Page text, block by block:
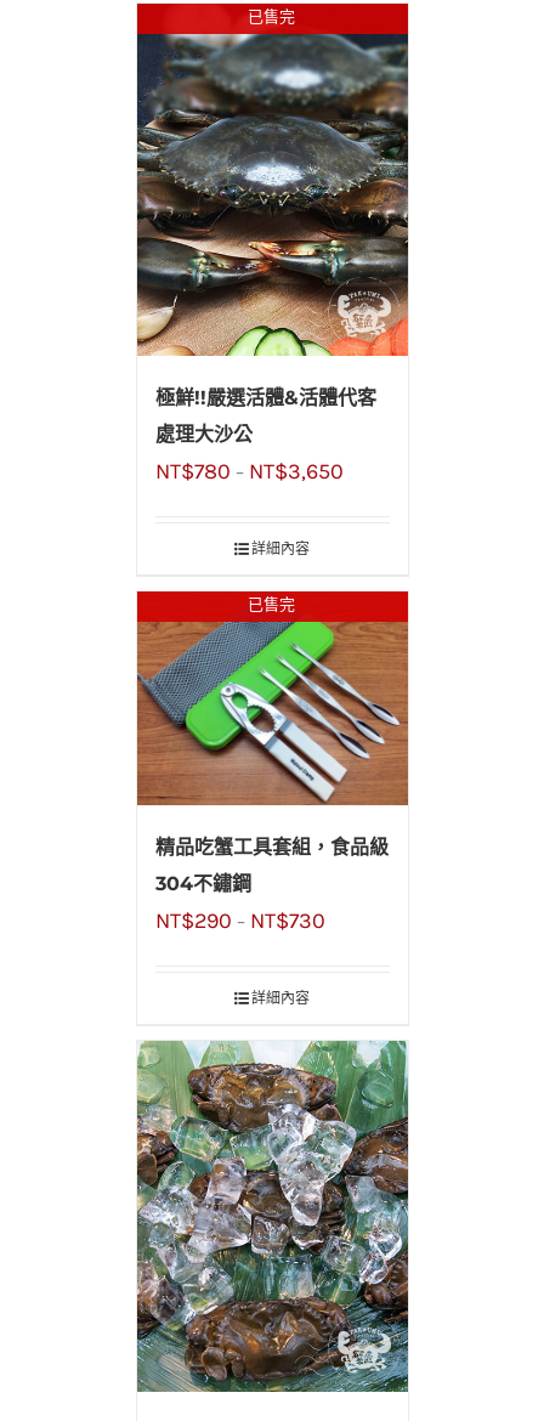
已售完
極鮮!!嚴選活體&活體代客
處理大沙公
NT$780 – NT$3,650
詳細內容
已售完
精品吃蟹工具套組，食品級
304不鏽鋼
NT$290 – NT$730
詳細內容